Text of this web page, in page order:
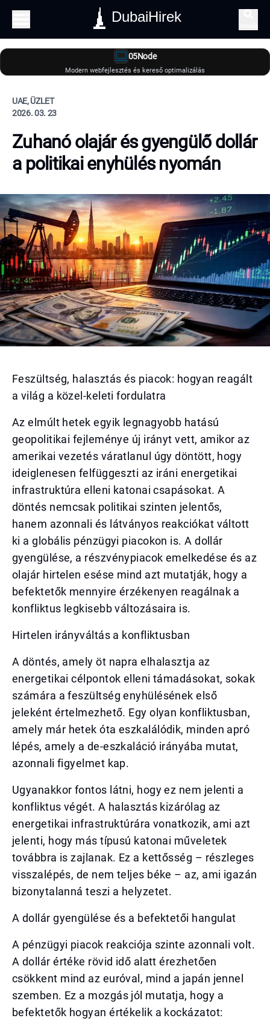
DubaiHirek
05Node
Modern webfejlesztés és kereső optimalizálás
UAE, ÜZLET
2026. 03. 23
Zuhanó olajár és gyengülő dollár
a politikai enyhülés nyomán
Feszültség, halasztás és piacok: hogyan reagált
a világ a közel-keleti fordulatra
Az elmúlt hetek egyik legnagyobb hatású
geopolitikai fejleménye új irányt vett, amikor az
amerikai vezetés váratlanul úgy döntött, hogy
ideiglenesen felfüggeszti az iráni energetikai
infrastruktúra elleni katonai csapásokat. A
döntés nemcsak politikai szinten jelentős,
hanem azonnali és látványos reakciókat váltott
ki a globális pénzügyi piacokon is. A dollár
gyengülése, a részvénypiacok emelkedése és az
olajár hirtelen esése mind azt mutatják, hogy a
befektetők mennyire érzékenyen reagálnak a
konfliktus legkisebb változásaira is.
Hirtelen irányváltás a konfliktusban
A döntés, amely öt napra elhalasztja az
energetikai célpontok elleni támadásokat, sokak
számára a feszültség enyhülésének első
jeleként értelmezhető. Egy olyan konfliktusban,
amely már hetek óta eszkalálódik, minden apró
lépés, amely a de-eszkaláció irányába mutat,
azonnali figyelmet kap.
Ugyanakkor fontos látni, hogy ez nem jelenti a
konfliktus végét. A halasztás kizárólag az
energetikai infrastruktúrára vonatkozik, ami azt
jelenti, hogy más típusú katonai műveletek
továbbra is zajlanak. Ez a kettősség – részleges
visszalépés, de nem teljes béke – az, ami igazán
bizonytalanná teszi a helyzetet.
A dollár gyengülése és a befektetői hangulat
A pénzügyi piacok reakciója szinte azonnali volt.
A dollár értéke rövid idő alatt érezhetően
csökkent mind az euróval, mind a japán jennel
szemben. Ez a mozgás jól mutatja, hogy a
befektetők hogyan értékelik a kockázatot: